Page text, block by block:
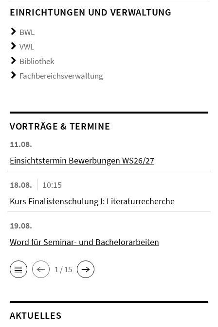
EINRICHTUNGEN UND VERWALTUNG
BWL
VWL
Bibliothek
Fachbereichsverwaltung
VORTRÄGE & TERMINE
11.08.
Einsichtstermin Bewerbungen WS26/27
18.08.
10:15
Kurs Finalistenschulung I: Literaturrecherche
19.08.
Word für Seminar- und Bachelorarbeiten
1 / 15
AKTUELLES